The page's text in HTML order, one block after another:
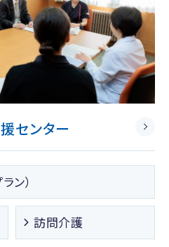
センター
ン）
訪問介護